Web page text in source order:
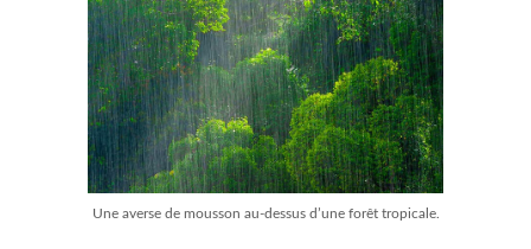
Une averse de mousson au-dessus d’une forêt tropicale.